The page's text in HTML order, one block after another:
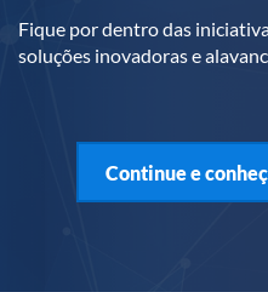
Fique por dentro das
soluções inovadoras e
Continue e